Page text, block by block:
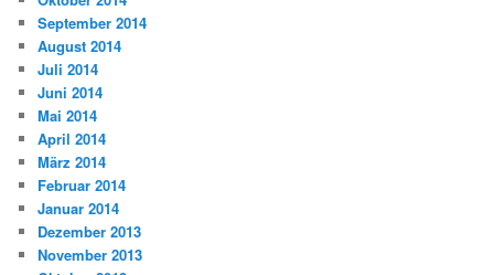
September 2014
August 2014
Juli 2014
Juni 2014
Mai 2014
April 2014
März 2014
Februar 2014
Januar 2014
Dezember 2013
November 2013